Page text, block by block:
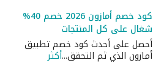
كود خصم أمازون 2026 خصم 40%
شغال على كل المنتجات
أحصل على أحدث كود خصم تطبيق
أمازون الذي ثم التحقق...أكثر